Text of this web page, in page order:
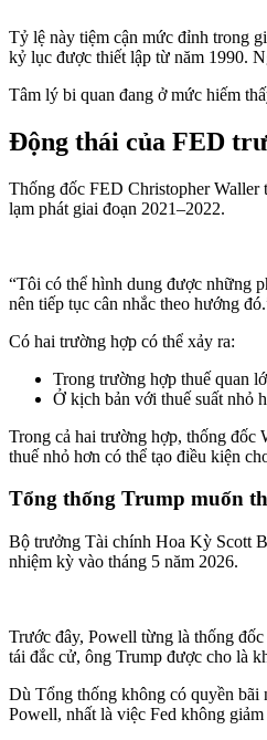
Tỷ lệ này tiệm cận mức đỉnh trong
kỷ lục được thiết lập từ năm 1990.
Tâm lý bi quan đang ở mức hiếm
Động thái của FED
Thống đốc FED Christopher Waller
lạm phát giai đoạn 2021–2022.
“Tôi có thể hình dung được những
nên tiếp tục cân nhắc theo hướng
Có hai trường hợp có thể xảy ra:
Trong trường hợp thuế quan
Ở kịch bản với thuế suất nhỏ
Trong cả hai trường hợp, thống đốc
thuế nhỏ hơn có thể tạo điều kiện
Tổng thống Trump muốn
Bộ trưởng Tài chính Hoa Kỳ Scott
nhiệm kỳ vào tháng 5 năm 2026.
Trước đây, Powell từng là thống
tái đắc cử, ông Trump được cho là
Dù Tổng thống không có quyền bãi
Powell, nhất là việc Fed không